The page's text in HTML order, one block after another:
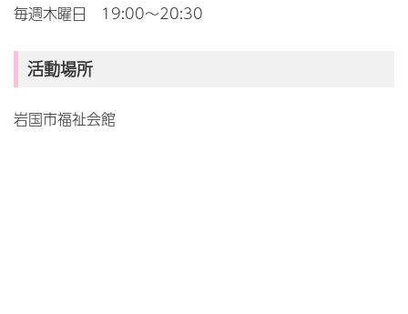
毎週木曜日 19:00～20:30
活動場所
岩国市福祉会館